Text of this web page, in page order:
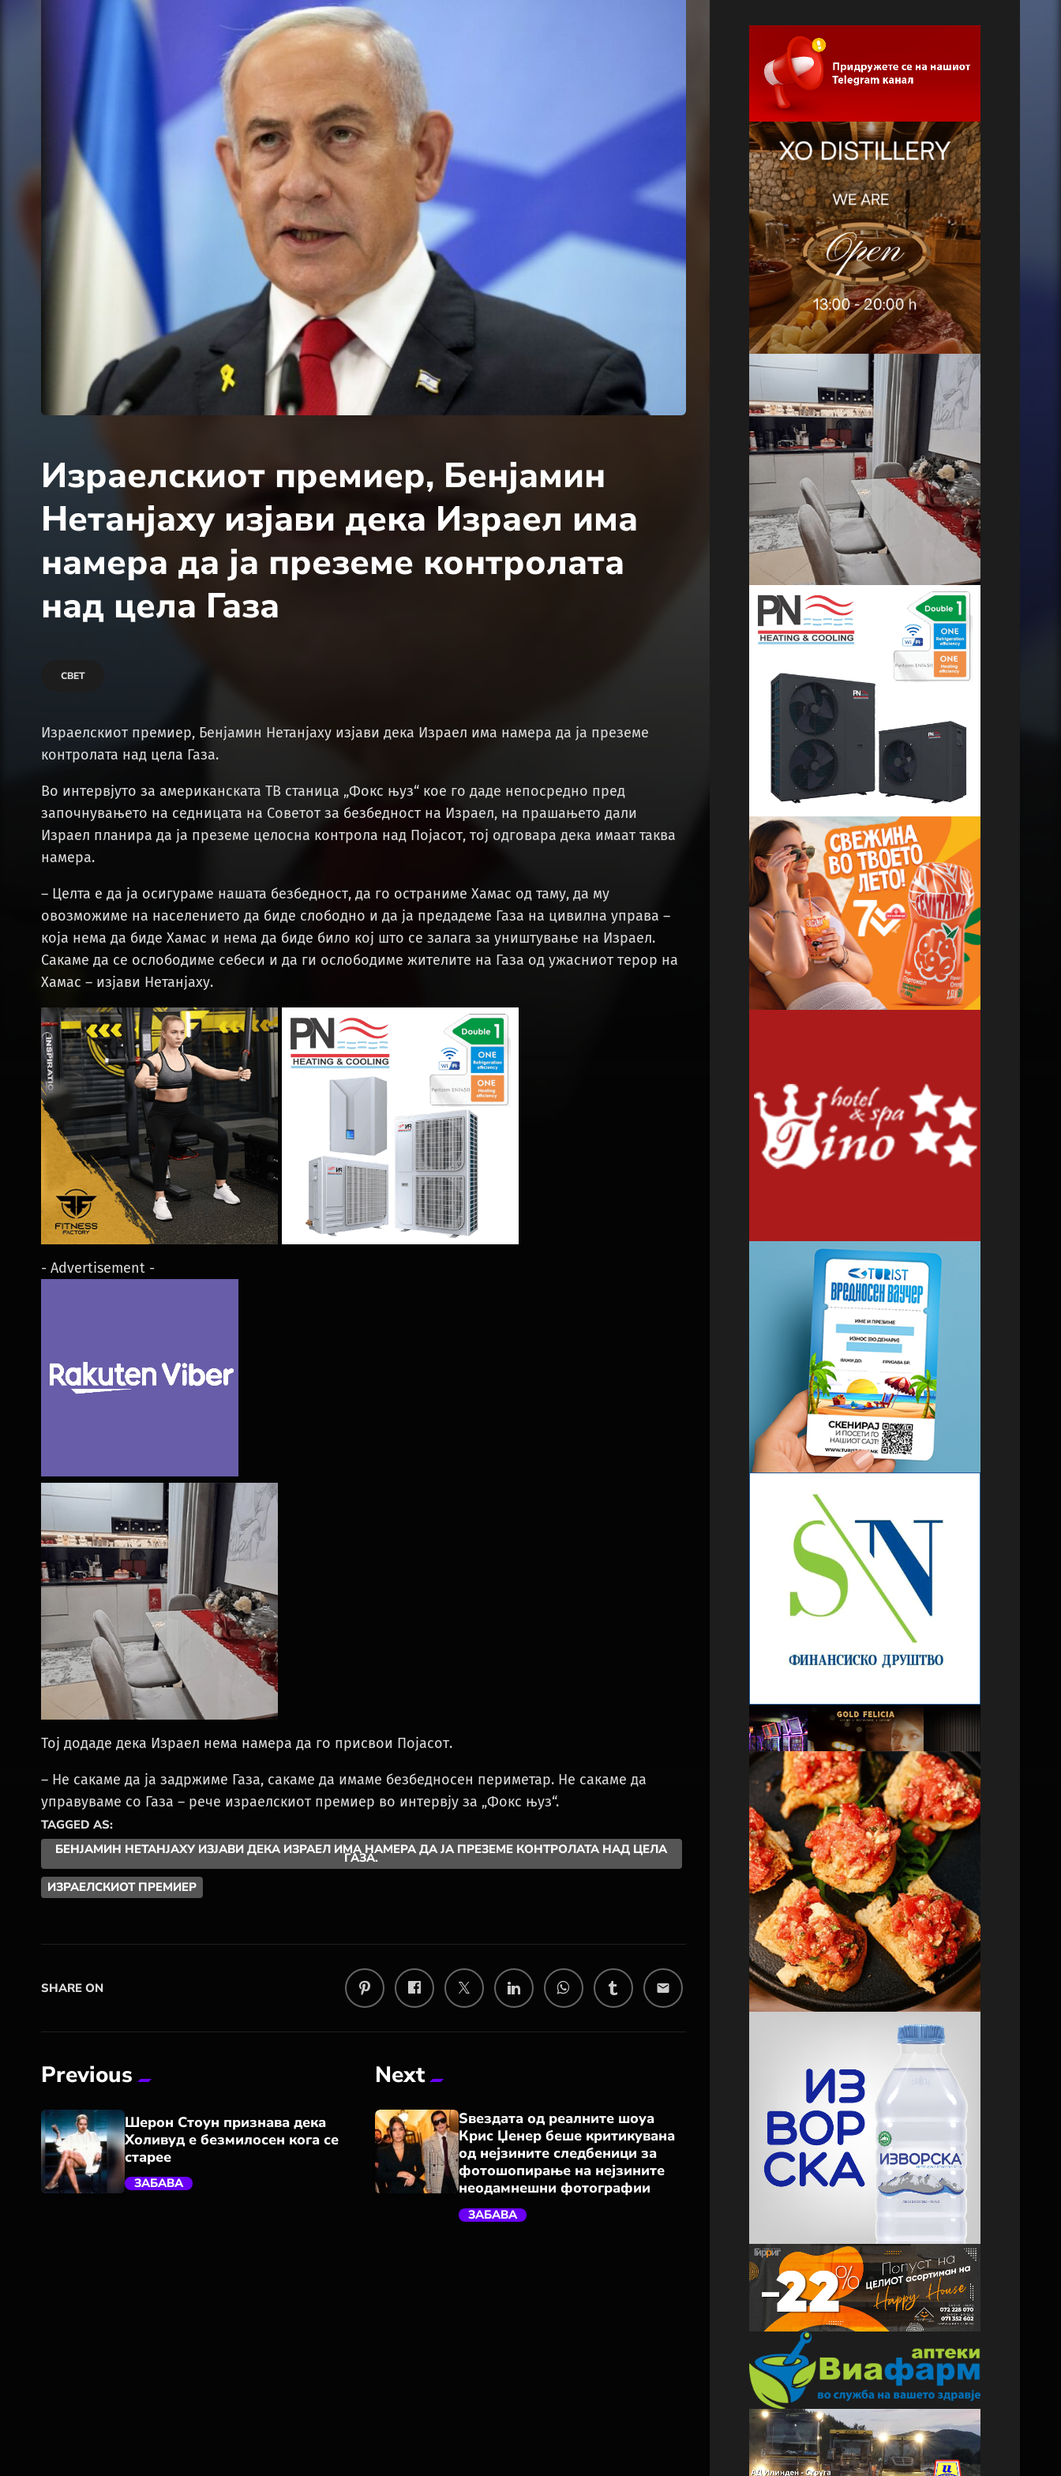
Израелскиот премиер, Бенјамин
Нетанјаху изјави дека Израел има
намера да ја преземе контролата
над цела Газа
СВЕТ
Израелскиот премиер, Бенјамин Нетанјаху изјави дека Израел има намера да ја преземе
контролата над цела Газа.
Во интервјуто за американската ТВ станица „Фокс њуз“ кое го даде непосредно пред
започнувањето на седницата на Советот за безбедност на Израел, на прашањето дали
Израел планира да ја преземе целосна контрола над Појасот, тој одговара дека имаат таква
намера.
– Целта е да ја осигураме нашата безбедност, да го остраниме Хамас од таму, да му
овозможиме на населението да биде слободно и да ја предадеме Газа на цивилна управа –
која нема да биде Хамас и нема да биде било кој што се залага за уништување на Израел.
Сакаме да се ослободиме себеси и да ги ослободиме жителите на Газа од ужасниот терор на
Хамас – изјави Нетанјаху.
- Advertisement -
Тој додаде дека Израел нема намера да го присвои Појасот.
– Не сакаме да ја задржиме Газа, сакаме да имаме безбедносен периметар. Не сакаме да
управуваме со Газа – рече израелскиот премиер во интервју за „Фокс њуз“.
TAGGED AS:
БЕНЈАМИН НЕТАНЈАХУ ИЗЈАВИ ДЕКА ИЗРАЕЛ ИМА НАМЕРА ДА ЈА ПРЕЗЕМЕ КОНТРОЛАТА НАД ЦЕЛА
ГАЗА.
ИЗРАЕЛСКИОТ ПРЕМИЕР
SHARE ON email
Previous
Шерон Стоун признава дека
Холивуд е безмилосен кога се
старее
ЗАБАВА
Next
Ѕвездата од реалните шоуа
Крис Џенер беше критикувана
од нејзините следбеници за
фотошопирање на нејзините
неодамнешни фотографии
ЗАБАВА